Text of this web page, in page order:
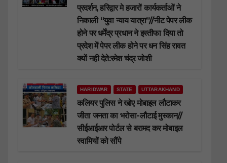
प्रदर्शन, हरिद्वार मे हजारों कार्यकर्ताओं ने
निकाली “युवा न्याय यात्रा”//नीट पेपर लीक
होने पर धर्मेंद्र प्रधान ने इस्तीफा दिया तो
प्रदेश में पेपर लीक होने पर धन सिंह रावत
क्यों नही देते:रमेश चंद्र जोशी
HARIDWAR STATE UTTARAKHAND
कलियर पुलिस ने खोए मोबाइल लौटाकर
जीता जनता का भरोसा-लौटाई मुस्कान//
सीईआईआर पोर्टल से बरामद कर मोबाइल
स्वामियों को सौंपे